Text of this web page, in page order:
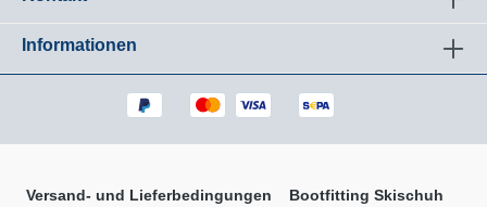
Informationen
Versand- und Lieferbedingungen Bootfitting Skischuh